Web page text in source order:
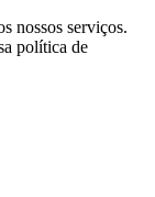
nossos serviços.
política de